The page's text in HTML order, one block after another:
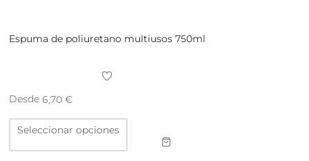
Espuma de poliuretano multiusos 750ml
Desde 6,70 €
Seleccionar opciones
Este
múltiples